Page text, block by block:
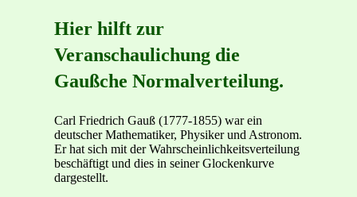
Hier hilft zur
Veranschaulichung die
Gaußche Normalverteilung.
Carl Friedrich Gauß (1777-1855) war ein
deutscher Mathematiker, Physiker und Astronom.
Er hat sich mit der Wahrscheinlichkeitsverteilung
beschäftigt und dies in seiner Glockenkurve
dargestellt.